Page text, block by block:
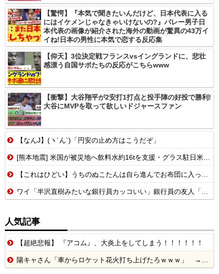
【驚愕】『本気で聞きたいんだけど、日本代表に入る
にはイケメンじゃなきゃいけないの?』バレー男子日
本代表の画像が紹介された海外の動画が驚異の43万イ
イね!日本の男性に本気で恋する反応集
【仰天】3位決定戦フランスvsイングランドに、悲壮
感漂う自国サポたちの反応がこちらwww
【衝撃】大谷翔平が2安打1打点と投手陣の好投で勝利!
大谷にMVPを取って欲しいドジャースファン
【なんJ】(ヽ´ん`)「円安の止め方はこうだぞ」
[熊本地震] 米国が被災地へ飲料水約16tを支援・グラス駐日米大使が県知事を訪問！
【これはひどい】うちのぬこたんは自ら進んでお布団に入ってくるぞ。そんなぬこたんと自分は添い寝なんて当たり前。朝まで腕枕コースだせ！【再】
ワイ「半沢直樹みたいな銀行員カッコいい」銀行員の友人「あんな奴居ねえよ」
人気記事
【超絶悲報】 『アコム』、大炎上をしてしまう！！！！！！
陽キャさん「車からロケット花火打ち上げたろｗｗｗ」 → サンルーフが閉まっていて無事車内に発射